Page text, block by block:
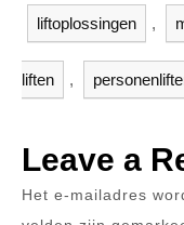
liftoplossingen ,
liften ,
Leave a
Het e-mailadres